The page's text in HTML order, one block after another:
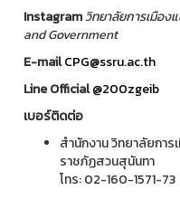
Instagramวิทยาลัยการเมือง
and Government
E-mailCPG@ssru.ac.th
Line Official@200zgeib
เบอร์ติดต่อ
สำนักงาน วิทยาลัยกา
ราชภัฏสวนสุนันทา
โทร: 02-160-1571-73